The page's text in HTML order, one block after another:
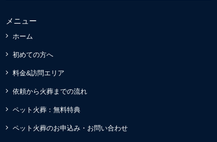
メニュー
ホーム
初めての方へ
料金&訪問エリア
依頼から火葬までの流れ
ペット火葬：無料特典
ペット火葬のお申込み・お問い合わせ